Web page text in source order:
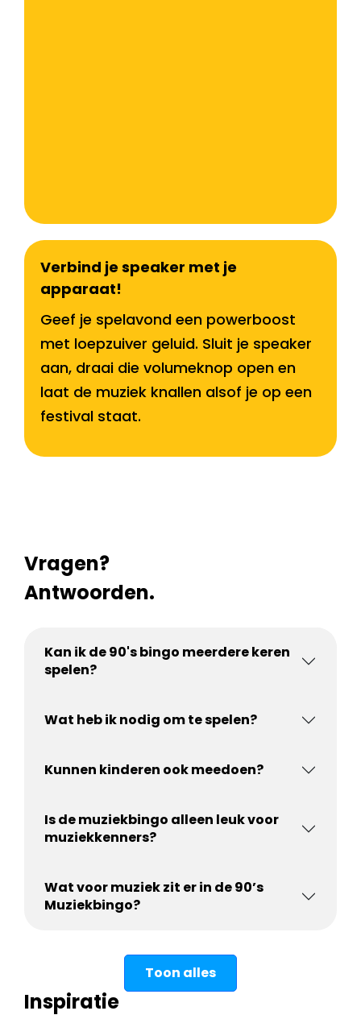
Verbind je speaker met je
apparaat!
Geef je spelavond een powerboost
met loepzuiver geluid. Sluit je speaker
aan, draai die volumeknop open en
laat de muziek knallen alsof je op een
festival staat.
Vragen?
Antwoorden.
Kan ik de 90's bingo meerdere keren
spelen?
Wat heb ik nodig om te spelen?
Kunnen kinderen ook meedoen?
Is de muziekbingo alleen leuk voor
muziekkenners?
Wat voor muziek zit er in de 90’s
Muziekbingo?
Toon alles
Inspiratie